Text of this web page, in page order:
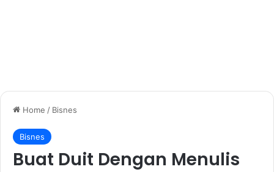
Home / Bisnes
Bisnes
Buat Duit Dengan Menulis